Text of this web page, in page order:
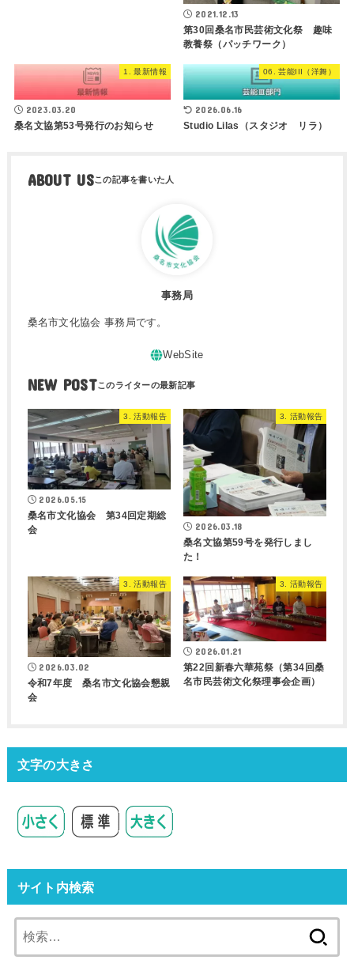
2021.12.13
第30回桑名市民芸術文化祭 趣味
教養祭（パッチワーク）
1. 最新情報
2023.03.20
桑名文協第53号発行のお知らせ
06. 芸能III（洋舞）
2026.06.16
Studio Lilas（スタジオ リラ）
ABOUT US
事務局
桑名市文化協会 事務局です。
NEW POST
3. 活動報告
2026.05.15
桑名市文化協会 第34回定期総
会
3. 活動報告
2026.03.18
桑名文協第59号を発行しまし
た！
3. 活動報告
2026.03.02
令和7年度 桑名市文化協会懇親
会
3. 活動報告
2026.01.21
第22回新春六華苑祭（第34回桑
名市民芸術文化祭理事会企画）
文字の大きさ
サイト内検索
索: